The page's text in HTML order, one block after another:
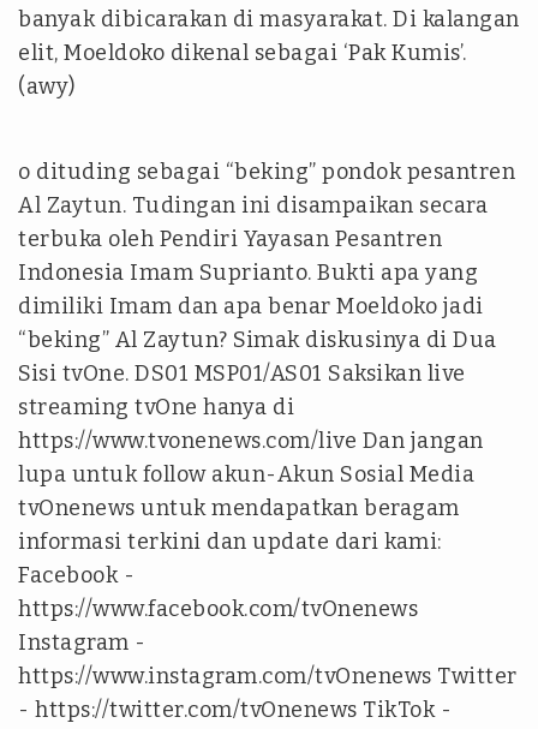
banyak dibicarakan di masyarakat. Di kalangan
elit, Moeldoko dikenal sebagai ‘Pak Kumis’.
(awy)
o dituding sebagai “beking” pondok pesantren
Al Zaytun. Tudingan ini disampaikan secara
terbuka oleh Pendiri Yayasan Pesantren
Indonesia Imam Suprianto. Bukti apa yang
dimiliki Imam dan apa benar Moeldoko jadi
“beking” Al Zaytun? Simak diskusinya di Dua
Sisi tvOne. DS01 MSP01/AS01 Saksikan live
streaming tvOne hanya di
https://www.tvonenews.com/live Dan jangan
lupa untuk follow akun-Akun Sosial Media
tvOnenews untuk mendapatkan beragam
informasi terkini dan update dari kami:
Facebook -
https://www.facebook.com/tvOnenews
Instagram -
https://www.instagram.com/tvOnenews Twitter
- https://twitter.com/tvOnenews TikTok -